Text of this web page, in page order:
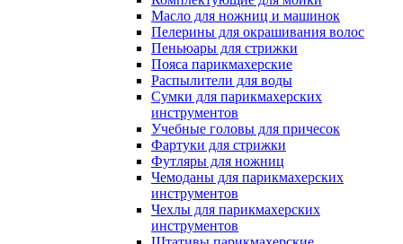
Масло для ножниц и машинок
Пелерины для окрашивания волос
Пеньюары для стрижки
Пояса парикмахерские
Распылители для воды
Сумки для парикмахерских
инструментов
Учебные головы для причесок
Фартуки для стрижки
Футляры для ножниц
Чемоданы для парикмахерских
инструментов
Чехлы для парикмахерских
инструментов